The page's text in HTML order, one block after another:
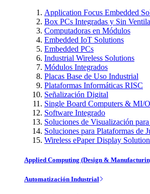
Application Focus Embedded
Box PCs Integradas y Sin
Computadoras en Módulos
Embedded IoT Solutions
Embedded PCs
Industrial Wireless Solutions
Módulos Integrados
Placas Base de Uso Industrial
Plataformas Informáticas RISC
Señalización Digital
Single Board Computers & MI/
Software Integrado
Soluciones de Visualización
Soluciones para Plataformas de
Wireless ePaper Display
Applied Computing (Design &
Automatización Industrial